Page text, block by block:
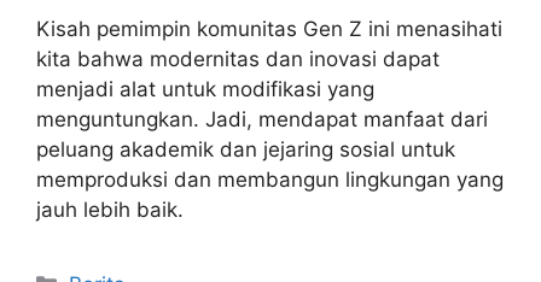
Kisah pemimpin komunitas Gen Z ini menasihati
kita bahwa modernitas dan inovasi dapat
menjadi alat untuk modifikasi yang
menguntungkan. Jadi, mendapat manfaat dari
peluang akademik dan jejaring sosial untuk
memproduksi dan membangun lingkungan yang
jauh lebih baik.